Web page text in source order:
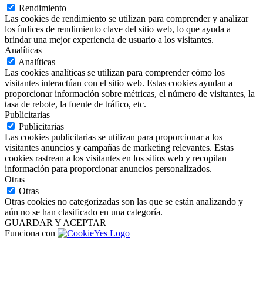
Rendimiento
Las cookies de rendimiento se utilizan para comprender y analizar
los índices de rendimiento clave del sitio web, lo que ayuda a
brindar una mejor experiencia de usuario a los visitantes.
Analíticas
Analíticas
Las cookies analíticas se utilizan para comprender cómo los
visitantes interactúan con el sitio web. Estas cookies ayudan a
proporcionar información sobre métricas, el número de visitantes, la
tasa de rebote, la fuente de tráfico, etc.
Publicitarias
Publicitarias
Las cookies publicitarias se utilizan para proporcionar a los
visitantes anuncios y campañas de marketing relevantes. Estas
cookies rastrean a los visitantes en los sitios web y recopilan
información para proporcionar anuncios personalizados.
Otras
Otras
Otras cookies no categorizadas son las que se están analizando y
aún no se han clasificado en una categoría.
GUARDAR Y ACEPTAR
Funciona con